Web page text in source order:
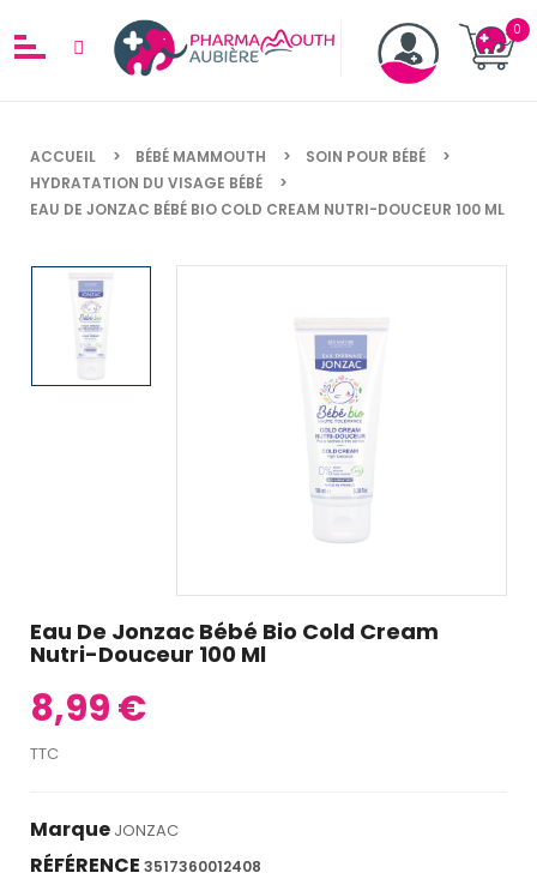
ACCUEIL BÉBÉ MAMMOUTH
SOIN POUR BÉBÉ
HYDRATATION DU VISAGE BÉBÉ
EAU DE JONZAC BÉBÉ BIO COLD CREAM NUTRI-DOUCEUR 100 ML
Eau De Jonzac Bébé Bio Cold Cream
Nutri-Douceur 100 Ml
8,99 €
TTC
Marque JONZAC
RÉFÉRENCE 3517360012408